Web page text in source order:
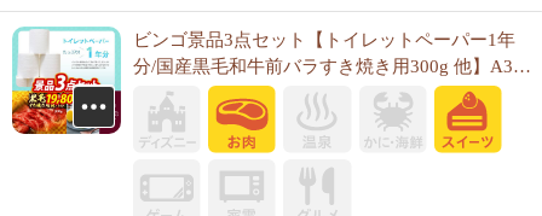
ビンゴ景品3点セット【トイレットペーパー1年
分/国産黒毛和牛前バラすき焼き用300g 他】A3パ
ネル・目録付き<送料無料>